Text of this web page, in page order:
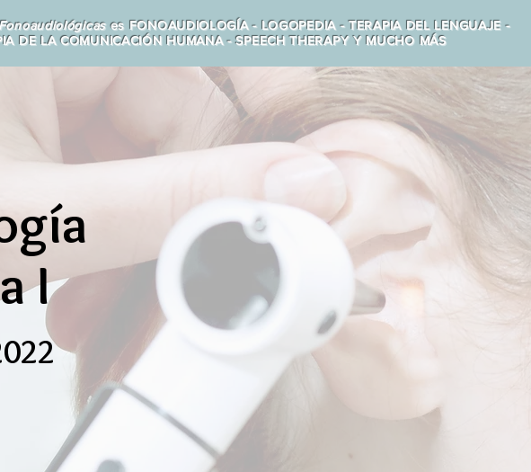
es FONOAUDIOLOGÍA - LOGOPEDIA - TERAPIA DEL LENGUAJE -
DE LA COMUNICACIÓN HUMANA - SPEECH THERAPY Y MUCHO MÁS
I